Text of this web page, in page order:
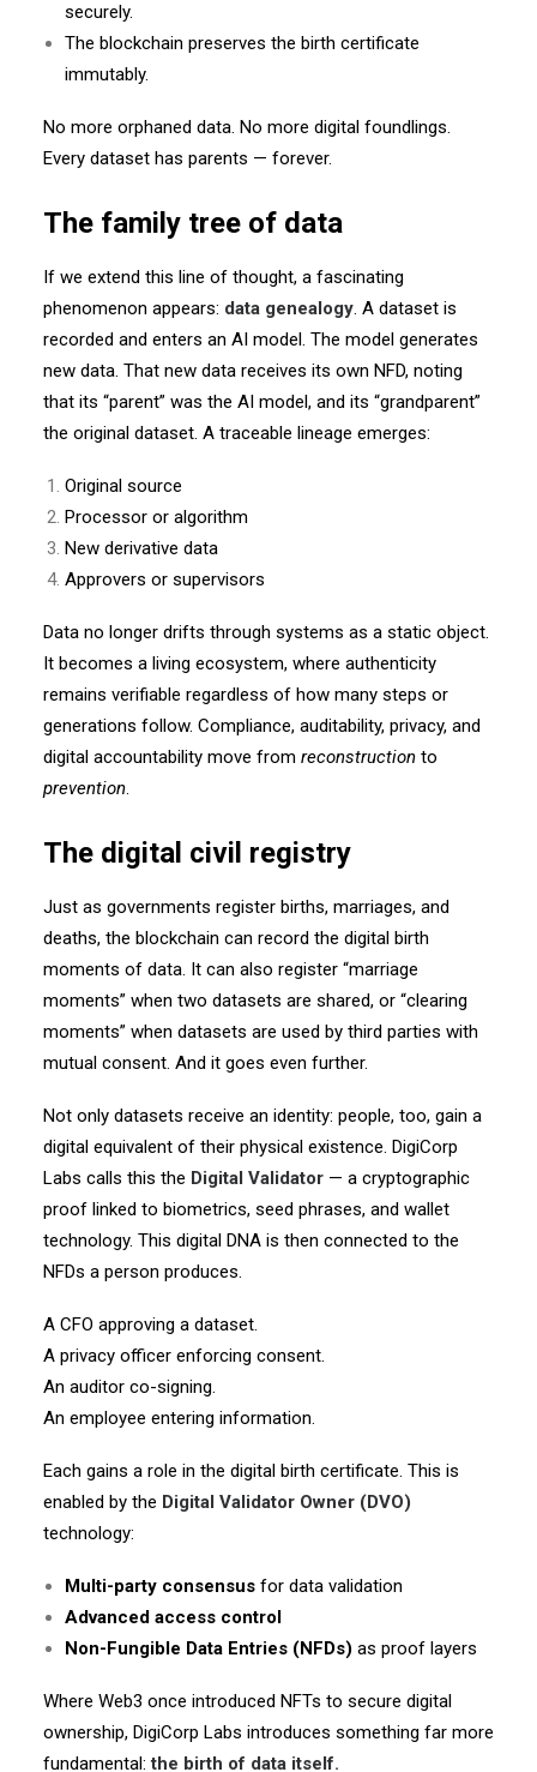
securely.
The blockchain preserves the birth certificate
immutably.
No more orphaned data. No more digital foundlings.
Every dataset has parents — forever.
The family tree of data
If we extend this line of thought, a fascinating
phenomenon appears: data genealogy. A dataset is
recorded and enters an AI model. The model generates
new data. That new data receives its own NFD, noting
that its “parent” was the AI model, and its “grandparent”
the original dataset. A traceable lineage emerges:
Original source
Processor or algorithm
New derivative data
Approvers or supervisors
Data no longer drifts through systems as a static object.
It becomes a living ecosystem, where authenticity
remains verifiable regardless of how many steps or
generations follow. Compliance, auditability, privacy, and
digital accountability move from reconstruction to
prevention.
The digital civil registry
Just as governments register births, marriages, and
deaths, the blockchain can record the digital birth
moments of data. It can also register “marriage
moments” when two datasets are shared, or “clearing
moments” when datasets are used by third parties with
mutual consent. And it goes even further.
Not only datasets receive an identity: people, too, gain a
digital equivalent of their physical existence. DigiCorp
Labs calls this the Digital Validator — a cryptographic
proof linked to biometrics, seed phrases, and wallet
technology. This digital DNA is then connected to the
NFDs a person produces.
A CFO approving a dataset.
A privacy officer enforcing consent.
An auditor co-signing.
An employee entering information.
Each gains a role in the digital birth certificate. This is
enabled by the Digital Validator Owner (DVO)
technology:
Multi-party consensus for data validation
Advanced access control
Non-Fungible Data Entries (NFDs) as proof layers
Where Web3 once introduced NFTs to secure digital
ownership, DigiCorp Labs introduces something far more
fundamental:the birth of data itself.